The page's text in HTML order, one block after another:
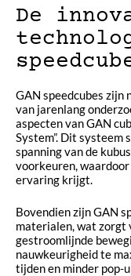
De
GAN speedcubes zijn
van jarenlang
aspecten van GAN
System”. Dit
spanning van de
voorkeuren,
ervaring krijgt.
Bovendien zijn GAN
materialen, wat zorgt
gestroomlijnde
nauwkeurigheid te
tijden en minder pop-